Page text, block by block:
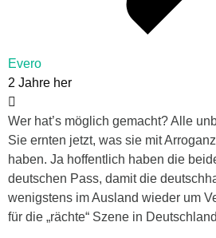
Evero
2 Jahre her
Wer hat’s möglich gemacht? Alle
Sie ernten jetzt, was sie mit
haben. Ja hoffentlich haben die
deutschen Pass, damit die
wenigstens im Ausland wieder um
für die „rächte“ Szene in